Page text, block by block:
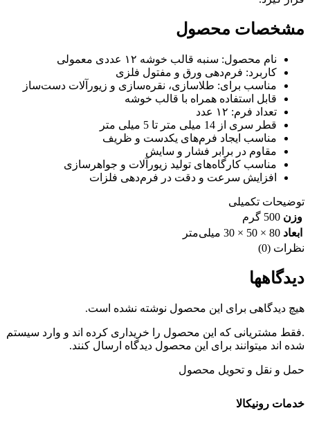
مشخصات محصول
نام محصول: سنبه قالب خوشه ۱۲ عددی معمولی
کاربرد: فرم‌دهی ورق و مفتول فلزی
مناسب برای: طلاسازی، نقره‌سازی و زیورآلات دست‌ساز
قابل استفاده همراه با قالب خوشه
تعداد فرم: ۱۲ عدد
قطر سری از 14 میلی متر تا 5 میلی متر
مناسب ایجاد فرم‌های یکدست و ظریف
مقاوم در برابر فشار و سایش
مناسب کارگاه‌های تولید زیورآلات و جواهرسازی
افزایش سرعت و دقت در فرم‌دهی فلزات
توضیحات تکمیلی
وزن 500 گرم
ابعاد 80 × 50 × 30 میلی‌متر
نظرات (0)
دیدگاهها
هیچ دیدگاهی برای این محصول نوشته نشده است.
.فقط مشتریانی که این محصول را خریداری کرده اند و وارد سیستم
شده اند میتوانند برای این محصول دیدگاه ارسال کنند.
حمل و نقل و تحویل محصول
خدمات رونیکالا